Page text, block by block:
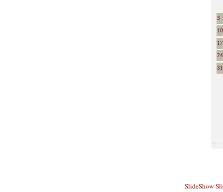
3
10
17
24
31
SlideShow